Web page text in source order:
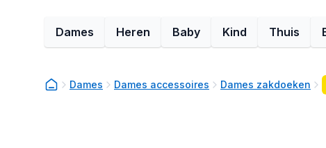
Dames Heren Baby Kind Thuis
Dames Dames accessoires Dames zakdoeken